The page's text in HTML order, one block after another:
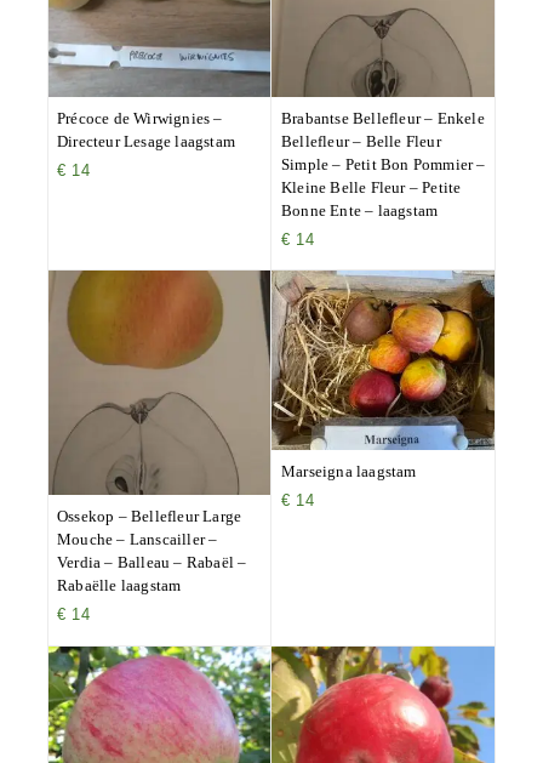
Précoce de Wirwignies –
Directeur Lesage laagstam
€ 14
Brabantse Bellefleur – Enkele
Bellefleur – Belle Fleur
Simple – Petit Bon Pommier –
Kleine Belle Fleur – Petite
Bonne Ente – laagstam
€ 14
Ossekop – Bellefleur Large
Mouche – Lanscailler –
Verdia – Balleau – Rabaël –
Rabaëlle laagstam
€ 14
Marseigna laagstam
€ 14